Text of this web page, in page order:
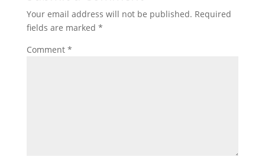
Your email address will not be published. Required
fields are marked *
Comment *